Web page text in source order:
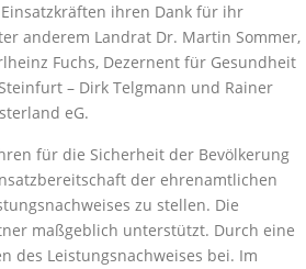
ihren Dank für ihr
anderem Landrat Dr. Martin Sommer,
Fuchs, Dezernent für Gesundheit
– Dirk Telgmann und Rainer
eG.
für die Sicherheit der Bevölkerung
der ehrenamtlichen
zu stellen. Die
maßgeblich unterstützt. Durch eine
des Leistungsnachweises bei. Im